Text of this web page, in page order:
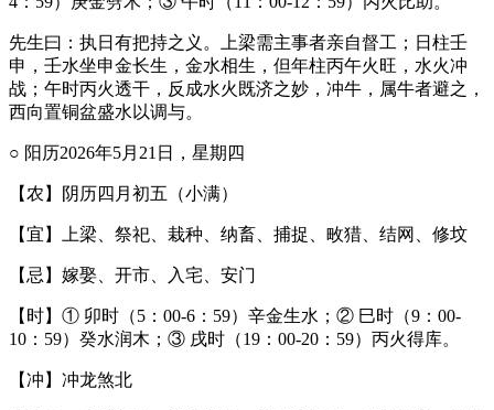
先生曰：执日有把持之义。上梁需主事者亲自督工；日柱壬
申，壬水坐申金长生，金水相生，但年柱丙午火旺，水火冲
战；午时丙火透干，反成水火既济之妙，冲牛，属牛者避之，
西向置铜盆盛水以调与。
○ 阳历2026年5月21日，星期四
【农】阴历四月初五（小满）
【宜】上梁、祭祀、栽种、纳畜、捕捉、畋猎、结网、修坟
【忌】嫁娶、开市、入宅、安门
【时】① 卯时（5：00-6：59）辛金生水；② 巳时（9：00-
10：59）癸水润木；③ 戌时（19：00-20：59）丙火得库。
【冲】冲龙煞北